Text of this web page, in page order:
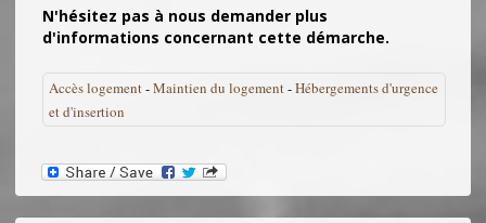
N'hésitez pas à nous demander plus
d'informations concernant cette démarche.
Accès logement-Maintien du logement-Hébergements d'urgence
et d'insertion